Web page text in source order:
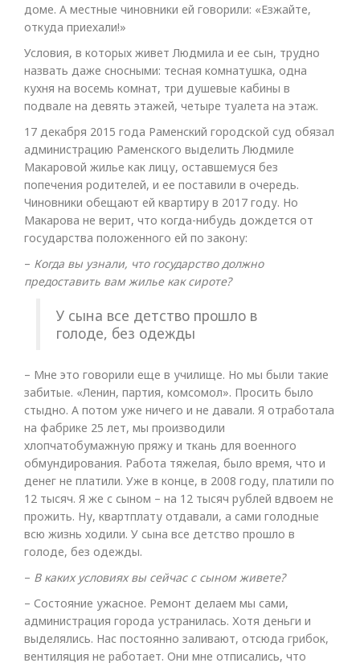
доме. А местные чиновники ей говорили: «Езжайте,
откуда приехали!»
Условия, в которых живет Людмила и ее сын, трудно
назвать даже сносными: тесная комнатушка, одна
кухня на восемь комнат, три душевые кабины в
подвале на девять этажей, четыре туалета на этаж.
17 декабря 2015 года Раменский городской суд обязал
администрацию Раменского выделить Людмиле
Макаровой жилье как лицу, оставшемуся без
попечения родителей, и ее поставили в очередь.
Чиновники обещают ей квартиру в 2017 году. Но
Макарова не верит, что когда-нибудь дождется от
государства положенного ей по закону:
–​ Когда вы узнали, что государство должно
предоставить вам жилье как сироте?
У сына все детство прошло в
голоде, без одежды
– Мне это говорили еще в училище. Но мы были такие
забитые. «Ленин, партия, комсомол». Просить было
стыдно. А потом уже ничего и не давали. Я отработала
на фабрике 25 лет, мы производили
хлопчатобумажную пряжу и ткань для военного
обмундирования. Работа тяжелая, было время, что и
денег не платили. Уже в конце, в 2008 году, платили по
12 тысяч. Я же с сыном – на 12 тысяч рублей вдвоем не
прожить. Ну, квартплату отдавали, а сами голодные
всю жизнь ходили. У сына все детство прошло в
голоде, без одежды.
–​ В каких условиях вы сейчас с сыном живете?
– Состояние ужасное. Ремонт делаем мы сами,
администрация города устранилась. Хотя деньги и
выделялись. Нас постоянно заливают, отсюда грибок,
вентиляция не работает. Они мне отписались, что